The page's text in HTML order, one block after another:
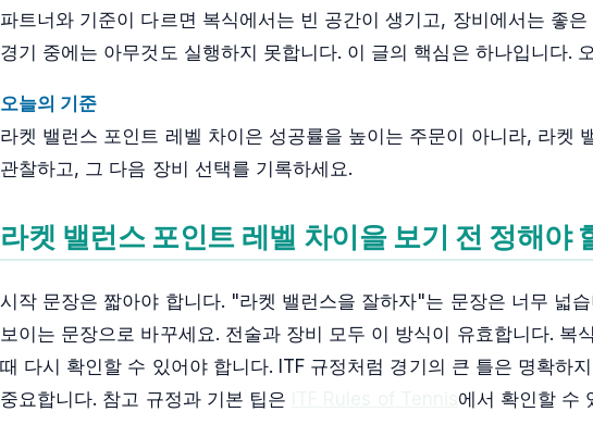
파트너와 기준이 다르면 복식에서는 빈 공간이 생기고, 장비에서는 좋
경기 중에는 아무것도 실행하지 못합니다. 이 글의 핵심은 하나입니다.
오늘의 기준
라켓 밸런스 포인트 레벨 차이은 성공률을 높이는 주문이 아니라, 라켓
관찰하고, 그 다음 장비 선택를 기록하세요.
라켓 밸런스 포인트 레벨 차이을 보기 전 정해야
시작 문장은 짧아야 합니다. "라켓 밸런스을 잘하자"는 문장은 너무 넓
보이는 문장으로 바꾸세요. 전술과 장비 모두 이 방식이 유효합니다.
때 다시 확인할 수 있어야 합니다. ITF 규정처럼 경기의 큰 틀은 명확하
중요합니다. 참고 규정과 기본 팁은
에서 확인할 수